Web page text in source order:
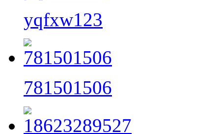
yqfxw123
781501506